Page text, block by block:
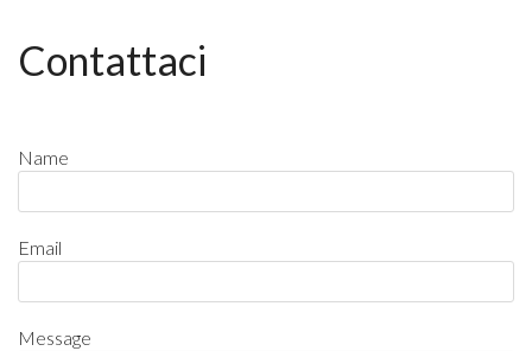
Contattaci
Name
Email
Message